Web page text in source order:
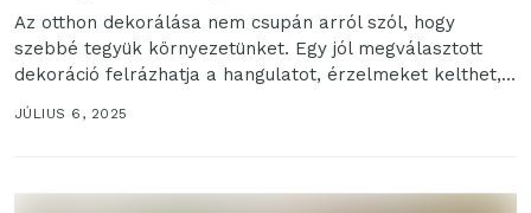
Az otthon dekorálása nem csupán arról szól, hogy
szebbé tegyük környezetünket. Egy jól megválasztott
dekoráció felrázhatja a hangulatot, érzelmeket kelthet,
és különleges élményt...
JÚLIUS 6, 2025